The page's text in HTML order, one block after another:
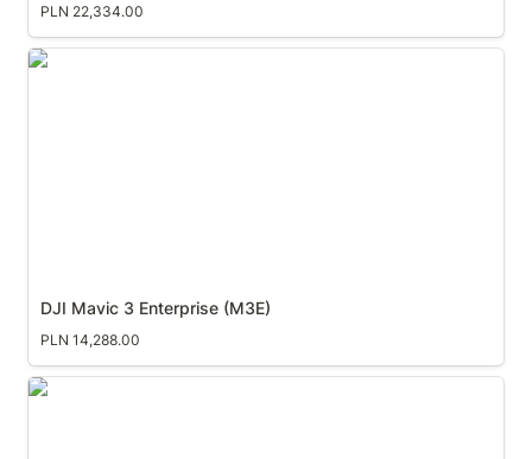
PLN 22,334.00
DJI Mavic 3 Enterprise (M3E)
DJI Mavic 3 Enterprise (M3E)
PLN 14,288.00
DJI Matrice 350 RTK (M350)